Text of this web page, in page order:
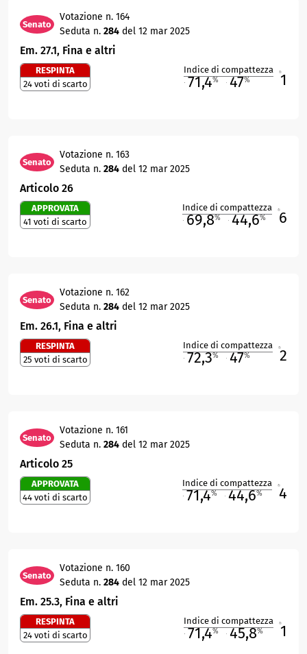
Senato
Votazione n. 164
Seduta n. 284 del 12 mar 2025
Em. 27.1, Fina e altri
RESPINTA
24 voti di scarto
Indice di compattezza
71,4% 47% 1
Senato
Votazione n. 163
Seduta n. 284 del 12 mar 2025
Articolo 26
APPROVATA
41 voti di scarto
Indice di compattezza
69,8% 44,6% 6
Senato
Votazione n. 162
Seduta n. 284 del 12 mar 2025
Em. 26.1, Fina e altri
RESPINTA
25 voti di scarto
Indice di compattezza
72,3% 47% 2
Senato
Votazione n. 161
Seduta n. 284 del 12 mar 2025
Articolo 25
APPROVATA
44 voti di scarto
Indice di compattezza
71,4% 44,6% 4
Senato
Votazione n. 160
Seduta n. 284 del 12 mar 2025
Em. 25.3, Fina e altri
RESPINTA
24 voti di scarto
Indice di compattezza
71,4% 45,8% 1